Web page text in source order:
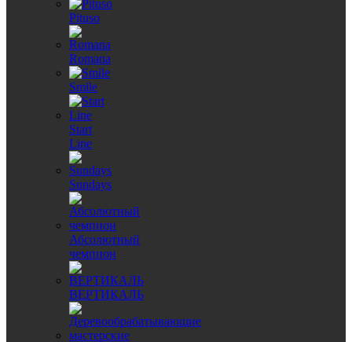
Pituso
Romana
Smile
Start
Line
Sundays
Абсолютный
чемпион
ВЕРТИКАЛЬ